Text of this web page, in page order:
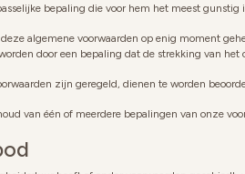
bepaling die voor hem het meest gunstig
algemene voorwaarden op enig moment
door een bepaling dat de strekking van het
zijn geregeld, dienen te worden
van één of meerdere bepalingen van onze